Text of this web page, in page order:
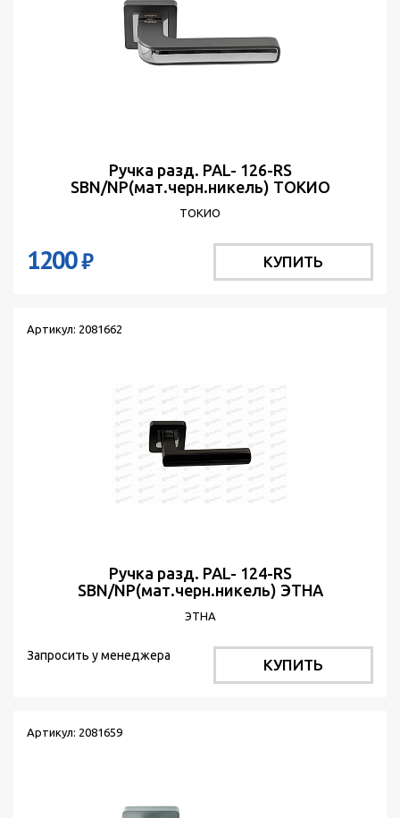
Ручка разд. PAL- 126-RS
SBN/NP(мат.черн.никель) ТОКИО
ТОКИО
1200₽ КУПИТЬ
Артикул: 2081662
Ручка разд. PAL- 124-RS
SBN/NP(мат.черн.никель) ЭТНА
ЭТНА
Запросить у менеджера
КУПИТЬ
Артикул: 2081659